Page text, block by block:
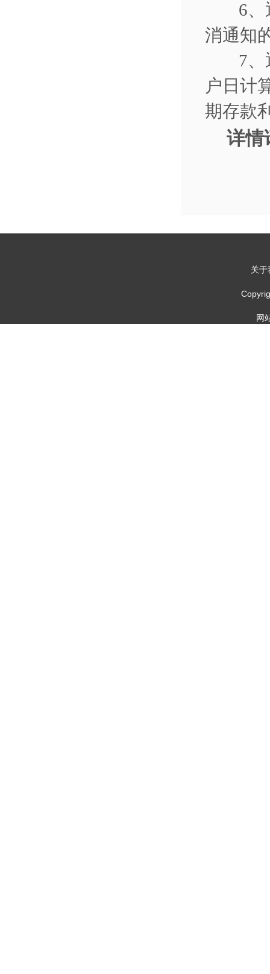
6
消通知
7
户日计
期存款
详情
关于
网